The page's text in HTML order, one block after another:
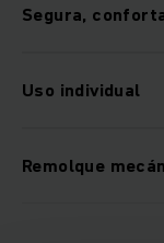
Segura,
Uso individual
Remolque